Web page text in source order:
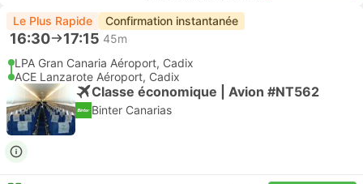
Le Plus Rapide Confirmation instantanée
16:30 17:15 45m
LPA Gran Canaria Aéroport, Cadix
ACE Lanzarote Aéroport, Cadix
Classe économique | Avion #NT562
Binter Canarias